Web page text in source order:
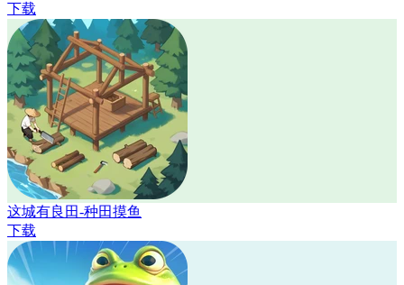
下载
这城有良田-种田摸鱼
下载